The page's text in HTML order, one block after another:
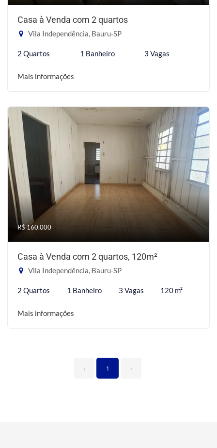
Casa à Venda com 2 quartos
Vila Independência, Bauru-SP
2 Quartos 1 Banheiro 3 Vagas
Mais informações
R$ 160.000
Casa à Venda com 2 quartos, 120m²
Vila Independência, Bauru-SP
2 Quartos 1 Banheiro 3 Vagas 120 m²
Mais informações
‹ 1 ›